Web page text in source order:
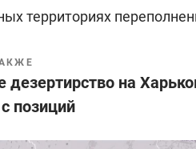
территориях
дезертирство на
позиций